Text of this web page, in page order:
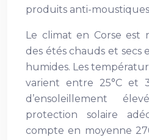
produits anti-moustiques
Le climat en Corse est
des étés chauds et secs
humides. Les
varient entre 25°C et
d’ensoleillement
protection solaire
compte en moyenne